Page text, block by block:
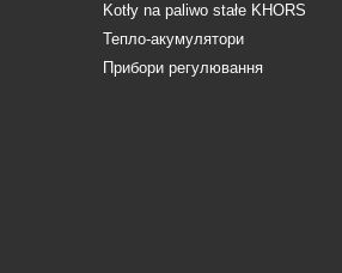
Kotły na paliwo stałe KHORS
Тепло-акумулятори
Прибори регулювання